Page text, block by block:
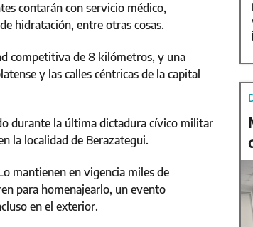
contarán con servicio médico,
hidratación, entre otras cosas.
competitiva de 8 kilómetros, y una
y las calles céntricas de la capital
durante la última dictadura cívico militar
la localidad de Berazategui.
mantienen en vigencia miles de
para homenajearlo, un evento
en el exterior.